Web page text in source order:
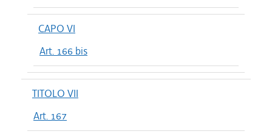
CAPO VI
Art. 166 bis
TITOLO VII
Art. 167